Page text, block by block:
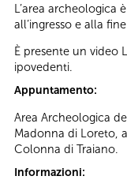
L’area archeologica
all’ingresso e alla
È presente un video
ipovedenti.
Appuntamento:
Area Archeologica
Madonna di Loreto,
Colonna di Traiano.
Informazioni: